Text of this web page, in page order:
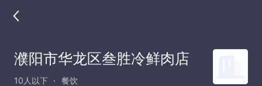
濮阳市华龙区叁胜冷鲜肉店
10人以下 餐饮